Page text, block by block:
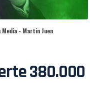
- Martin Juen
380.000